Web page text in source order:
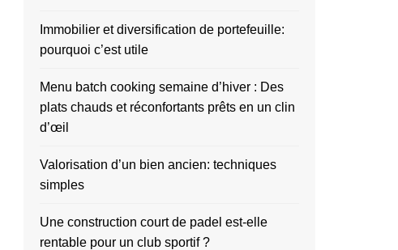
Immobilier et diversification de portefeuille:
pourquoi c’est utile
Menu batch cooking semaine d’hiver : Des
plats chauds et réconfortants prêts en un clin
d’œil
Valorisation d’un bien ancien: techniques
simples
Une construction court de padel est-elle
rentable pour un club sportif ?